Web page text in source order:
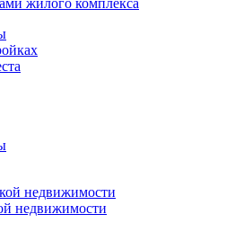
жилого комплекса
недвижимости
недвижимости